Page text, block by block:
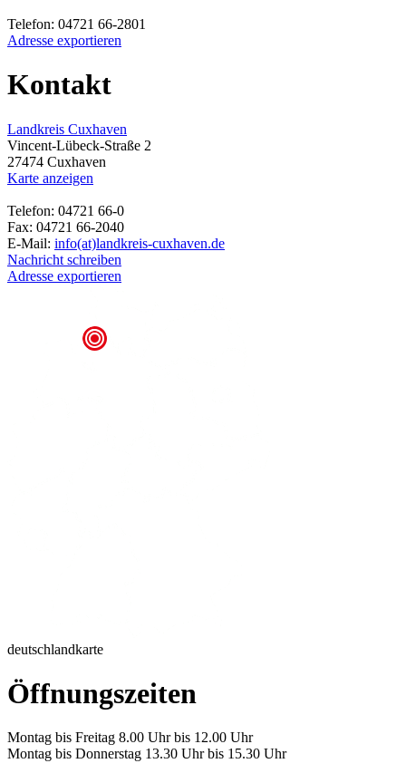
Telefon: 04721 66-2801
Adresse exportieren
Kontakt
Landkreis Cuxhaven
Vincent-Lübeck-Straße 2
27474 Cuxhaven
Karte anzeigen
Telefon: 04721 66-0
Fax: 04721 66-2040
E-Mail: info(at)landkreis-cuxhaven.de
Nachricht schreiben
Adresse exportieren
deutschlandkarte
Öffnungszeiten
Montag bis Freitag 8.00 Uhr bis 12.00 Uhr
Montag bis Donnerstag 13.30 Uhr bis 15.30 Uhr